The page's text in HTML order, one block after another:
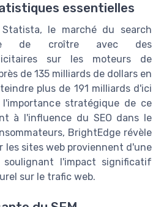
essentielles
le marché du search
de croître avec des
sur les moteurs de
de 135 milliards de dollars en
plus de 191 milliards d'ici
stratégique de ce
à l'influence du SEO dans le
BrightEdge révèle
les sites web proviennent d'une
soulignant l'impact significatif
sur le trafic web.